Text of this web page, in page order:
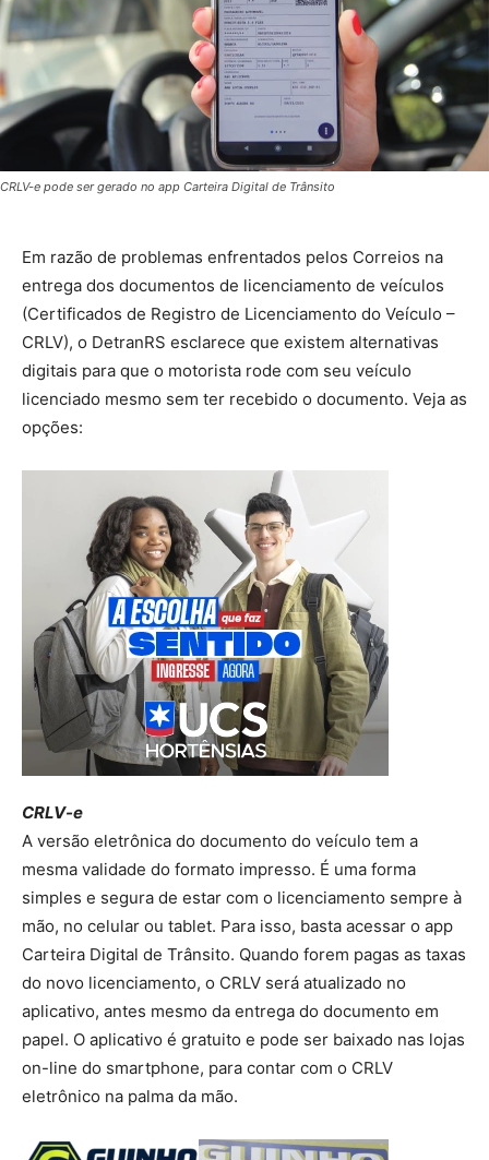
CRLV-e pode ser gerado no app Carteira Digital de Trânsito
Em razão de problemas enfrentados pelos Correios na
entrega dos documentos de licenciamento de veículos
(Certificados de Registro de Licenciamento do Veículo –
CRLV), o DetranRS esclarece que existem alternativas
digitais para que o motorista rode com seu veículo
licenciado mesmo sem ter recebido o documento. Veja as
opções:
CRLV-e
A versão eletrônica do documento do veículo tem a
mesma validade do formato impresso. É uma forma
simples e segura de estar com o licenciamento sempre à
mão, no celular ou tablet. Para isso, basta acessar o app
Carteira Digital de Trânsito. Quando forem pagas as taxas
do novo licenciamento, o CRLV será atualizado no
aplicativo, antes mesmo da entrega do documento em
papel. O aplicativo é gratuito e pode ser baixado nas lojas
on-line do smartphone, para contar com o CRLV
eletrônico na palma da mão.